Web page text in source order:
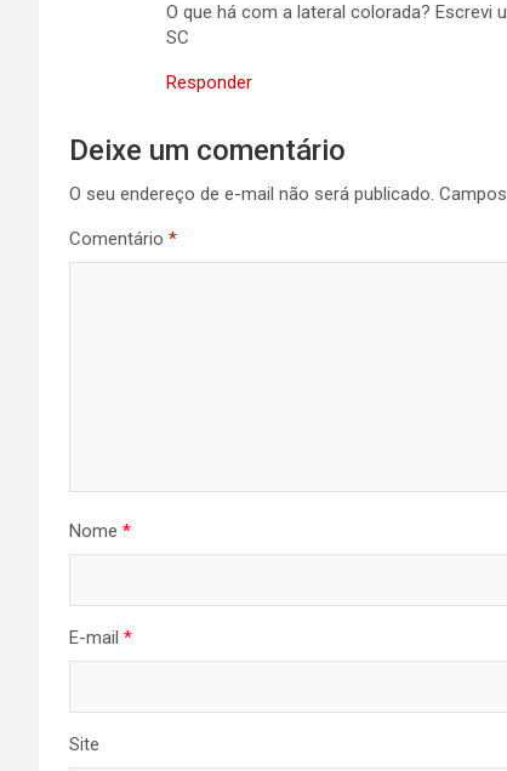
O que há com a lateral colorada? Escrevi
SC
Responder
Deixe um comentário
O seu endereço de e-mail não será publicado.
Comentário *
Nome *
E-mail *
Site